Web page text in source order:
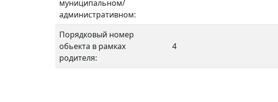
муниципальном/
административном:
Порядковый номер
обьекта в рамках
родителя:
4